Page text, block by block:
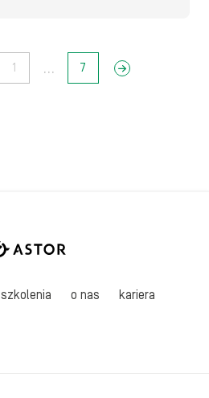
1 ... 7 >>
szkolenia o nas
kariera